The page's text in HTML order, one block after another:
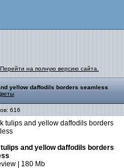
Перейти на полную версию сайта.
yellow daffodils borders seamless
616
and yellow daffodils borders
| 180 Mb